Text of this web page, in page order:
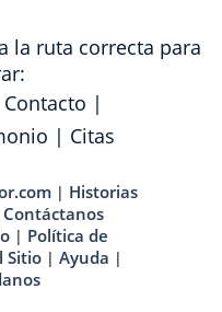
la ruta correcta para
Contacto |
| Citas
| Historias
Contáctanos
| Política de
Sitio | Ayuda |